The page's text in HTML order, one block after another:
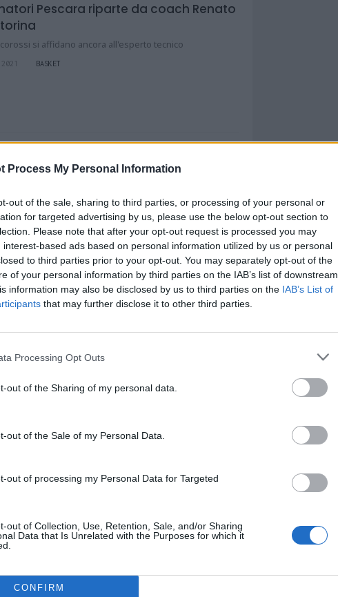
Process My Personal Information
out of the sale, sharing to third parties, or processing of your personal or
for targeted advertising by us, please use the below opt-out section to
Please note that after your opt-out request is processed you may
interest-based ads based on personal information utilized by us or personal
to third parties prior to your opt-out. You may separately opt-out of the
of your personal information by third parties on the IAB’s list of downstream
information may also be disclosed by us to third parties on the IAB’s List of
that may further disclose it to other third parties.
Processing Opt Outs
out of the Sharing of my personal data.
out of the Sale of my Personal Data.
out of processing my Personal Data for Targeted
out of Collection, Use, Retention, Sale, and/or Sharing
Data that Is Unrelated with the Purposes for which it
CONFIRM
Pescara riparte da coach Renato
si affidano ancora all'esperto tecnico
BASKET
- L'Amatori Pescara prepara la
BASKET
Pescara ammessa in C Gold. E'
il Comitato Regionale Fip Marche